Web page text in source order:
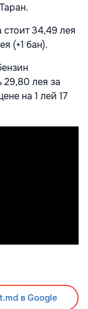
34,49 лея
(+1 бан).
29,80 лея за
на 1 лей 17
в Google